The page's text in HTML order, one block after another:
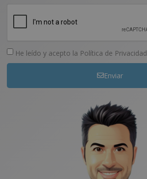
He leído y acepto la Política de Privacidad
Enviar